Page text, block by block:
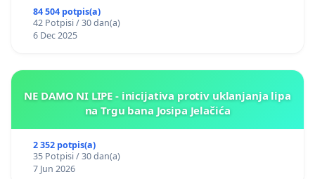
84 504 potpis(a)
42 Potpisi / 30 dan(a)
6 Dec 2025
NE DAMO NI LIPE - inicijativa protiv uklanjanja lipa
na Trgu bana Josipa Jelačića
2 352 potpis(a)
35 Potpisi / 30 dan(a)
7 Jun 2026